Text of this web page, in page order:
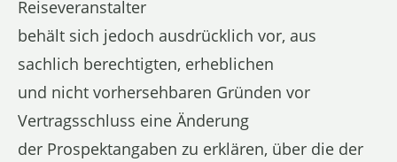
Reiseveranstalter
behält sich jedoch ausdrücklich vor, aus
sachlich berechtigten, erheblichen
und nicht vorhersehbaren Gründen vor
Vertragsschluss eine Änderung
der Prospektangaben zu erklären, über die der